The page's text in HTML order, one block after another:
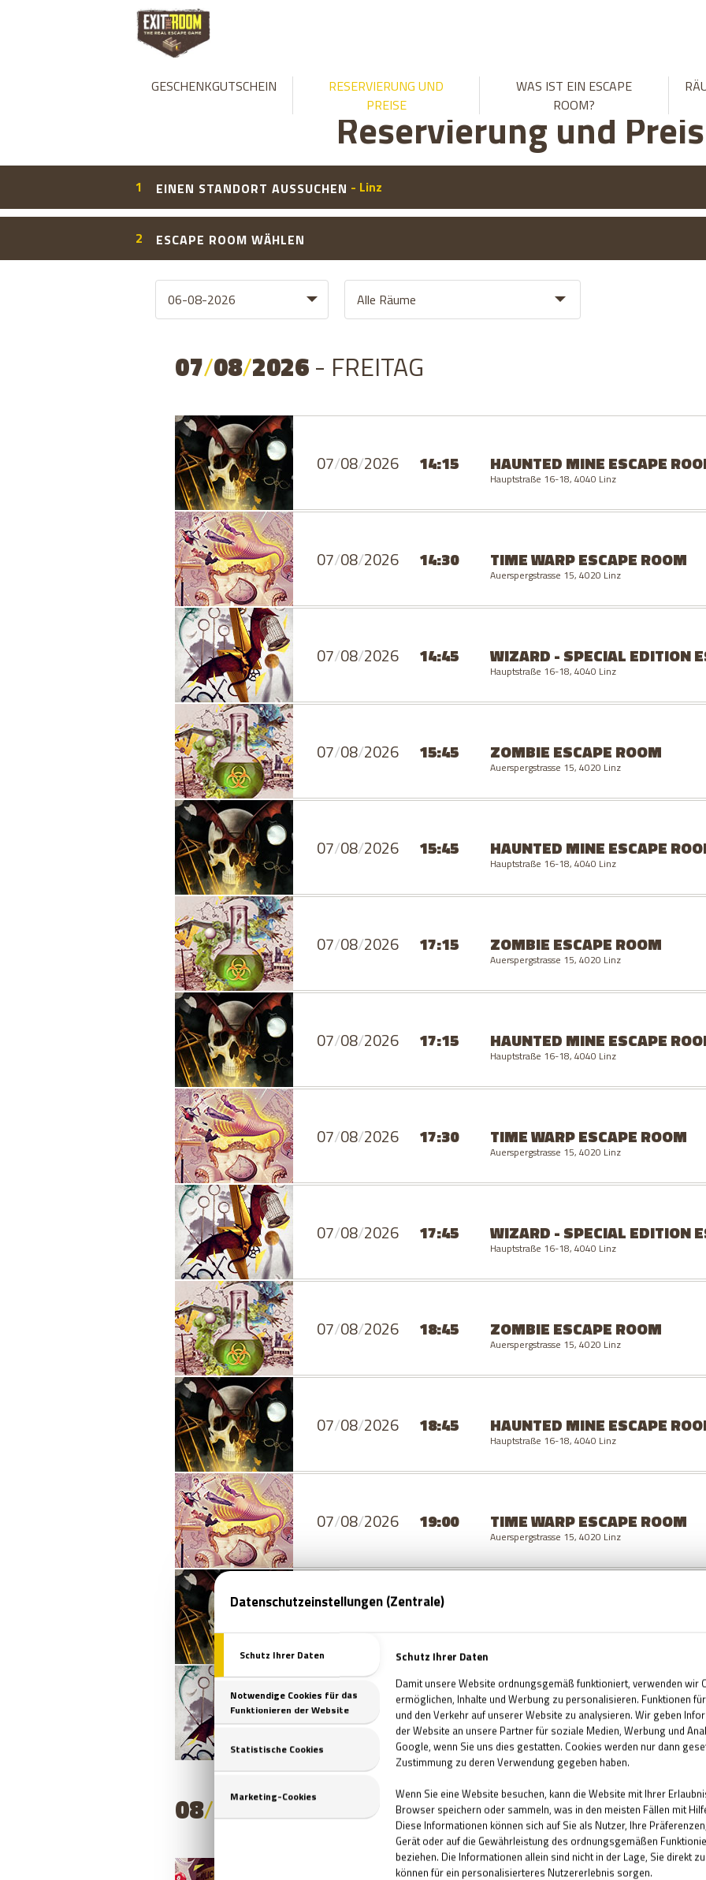
GESCHENKGUTSCHEIN
RESERVIERUNG UND
PREISE
WAS IST EIN ESCAPE
ROOM?
Reservierung und
1 EINEN STANDORT AUSSUCHEN - Linz
2 ESCAPE ROOM WÄHLEN
07/08/2026- FREITAG
07/08/2026 14:15 HAUNTED MINEESCAPE
Hauptstraße 16-18, 4040 Linz
07/08/2026 14:30 TIME WARPESCAPE ROOM
Auerspergstrasse 15, 4020 Linz
07/08/2026 14:45 WIZARD - SPECIAL EDITION
Hauptstraße 16-18, 4040 Linz
07/08/2026 15:45 ZOMBIEESCAPE ROOM
Auerspergstrasse 15, 4020 Linz
07/08/2026 15:45 HAUNTED MINEESCAPE
Hauptstraße 16-18, 4040 Linz
07/08/2026 17:15 ZOMBIEESCAPE ROOM
Auerspergstrasse 15, 4020 Linz
07/08/2026 17:15 HAUNTED MINEESCAPE
Hauptstraße 16-18, 4040 Linz
07/08/2026 17:30 TIME WARPESCAPE ROOM
Auerspergstrasse 15, 4020 Linz
07/08/2026 17:45 WIZARD - SPECIAL EDITION
Hauptstraße 16-18, 4040 Linz
07/08/2026 18:45 ZOMBIEESCAPE ROOM
Auerspergstrasse 15, 4020 Linz
07/08/2026 18:45 HAUNTED MINEESCAPE
Hauptstraße 16-18, 4040 Linz
07/08/2026 19:00 TIME WARPESCAPE ROOM
Auerspergstrasse 15, 4020 Linz
/2026
07/08 2026 20:45 WIZARD - SPECIAL EDITION
Hauptstraße 16-18, 4040 Linz
08/08/2026- SAMSTAG